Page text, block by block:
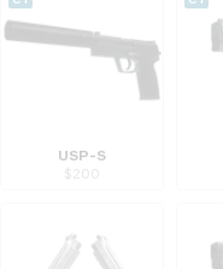
USP-S
$ 200